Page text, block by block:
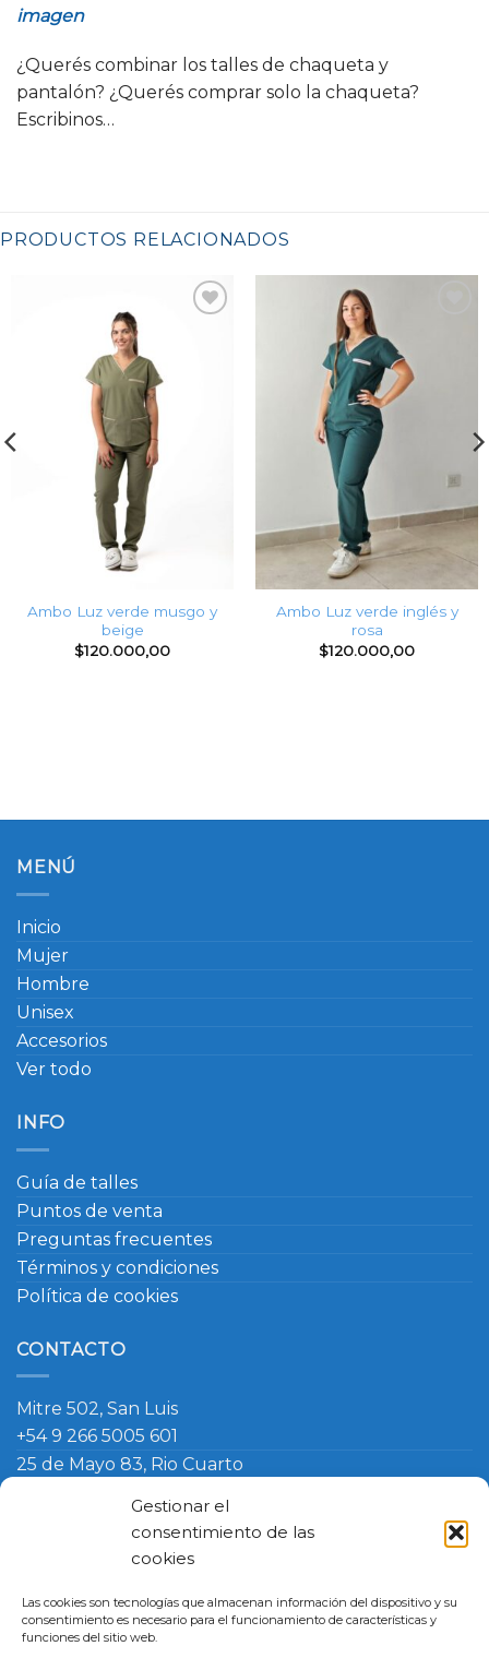
Gestionar el
consentimiento de las
cookies
Las cookies son tecnologías que almacenan información del dispositivo y su
consentimiento es necesario para el funcionamiento de características y
funciones del sitio web.
imagen
¿Querés combinar los talles de chaqueta y
pantalón? ¿Querés comprar solo la chaqueta?
Escribinos…
PRODUCTOS RELACIONADOS
Favoritos
Ambo Luz verde musgo y
beige
$120.000,00
Favoritos
Ambo Luz verde inglés y
rosa
$120.000,00
MENÚ
Inicio
Mujer
Hombre
Unisex
Accesorios
Ver todo
INFO
Guía de talles
Puntos de venta
Preguntas frecuentes
Términos y condiciones
Política de cookies
CONTACTO
Mitre 502, San Luis
+54 9 266 5005 601
25 de Mayo 83, Rio Cuarto
Cambio
Master Uniformes